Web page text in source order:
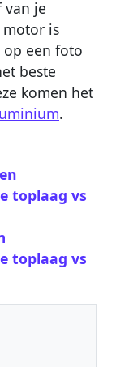
je
is
een foto
beste
komen het
.
toplaag vs
toplaag vs